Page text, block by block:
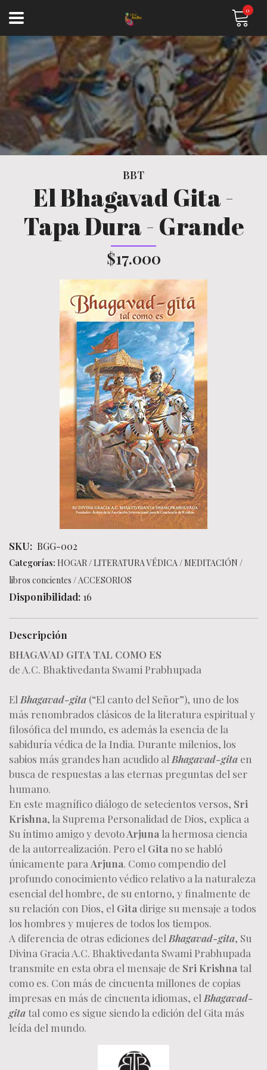
0
BBT
El Bhagavad Gita -
Tapa Dura - Grande
$17.000
SKU: BGG-002
Categorías: HOGAR/LITERATURA VÉDICA/ MEDITACIÓN /
libros concientes /ACCESORIOS
Disponibilidad: 16
Descripción
BHAGAVAD GITA TAL COMO ES
de A.C. Bhaktivedanta Swami Prabhupada
El Bhagavad-gita (“El canto del Señor”), uno de los
más renombrados clásicos de la literatura espiritual y
filosófica del mundo, es además la esencia de la
sabiduría védica de la India. Durante milenios, los
sabios más grandes han acudido al Bhagavad-gita en
busca de respuestas a las eternas preguntas del ser
humano.
En este magnífico diálogo de setecientos versos, Sri
Krishna, la Suprema Personalidad de Dios, explica a
Su íntimo amigo y devotoArjuna la hermosa ciencia
de la autorrealización. Pero el Gita no se habló
únicamente para Arjuna. Como compendio del
profundo conocimiento védico relativo a la naturaleza
esencial del hombre, de su entorno, y finalmente de
su relación con Dios, el Gita dirige su mensaje a todos
los hombres y mujeres de todos los tiempos.
A diferencia de otras ediciones del Bhagavad-gita, Su
Divina Gracia A.C. Bhaktivedanta Swami Prabhupada
transmite en esta obra el mensaje de Sri Krishna tal
como es. Con más de cincuenta millones de copias
impresas en más de cincuenta idiomas, el Bhagavad-
gitatal como es sigue siendo la edición del Gita más
leída del mundo.